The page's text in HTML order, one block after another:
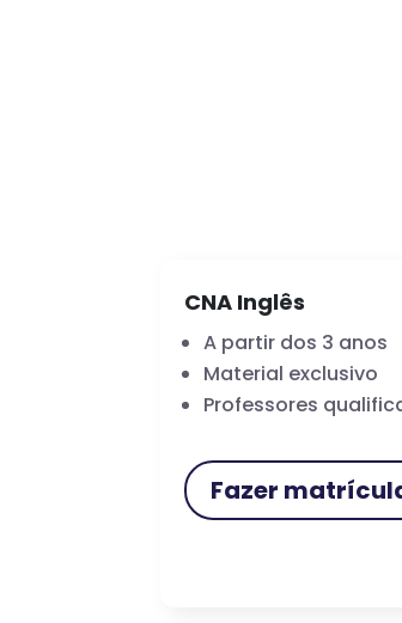
CNA Inglês
A partir dos 3 anos
Material exclusivo
Professores
Fazer